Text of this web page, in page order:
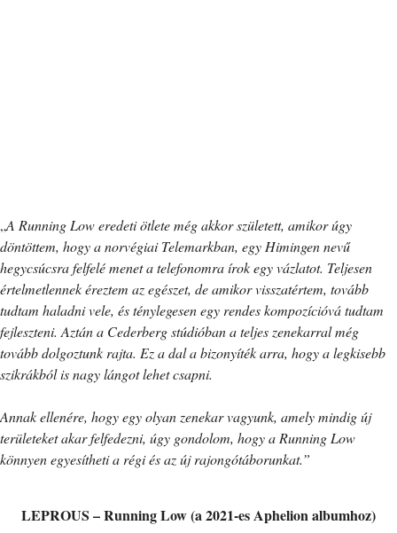
„A Running Low eredeti ötlete még akkor született, amikor úgy
döntöttem, hogy a norvégiai Telemarkban, egy Himingen nevű
hegycsúcsra felfelé menet a telefonomra írok egy vázlatot. Teljesen
értelmetlennek éreztem az egészet, de amikor visszatértem, tovább
tudtam haladni vele, és ténylegesen egy rendes kompozícióvá tudtam
fejleszteni. Aztán a Cederberg stúdióban a teljes zenekarral még
tovább dolgoztunk rajta. Ez a dal a bizonyíték arra, hogy a legkisebb
szikrákból is nagy lángot lehet csapni.
Annak ellenére, hogy egy olyan zenekar vagyunk, amely mindig új
területeket akar felfedezni, úgy gondolom, hogy a Running Low
könnyen egyesítheti a régi és az új rajongótáborunkat.”
LEPROUS – Running Low (a 2021-es Aphelion albumhoz)